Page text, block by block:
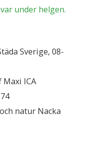
under helgen.
Sverige, 08-
ICA
natur Nacka